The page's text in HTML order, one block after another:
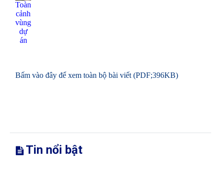
Toàn
cảnh
vùng
dự
án
Bấm vào đây để xem toàn bộ bài viết (PDF;396KB)
Tin nổi bật